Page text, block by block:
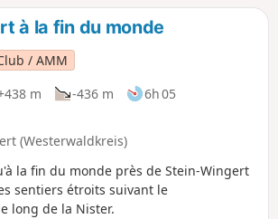
à la fin du monde
/ AMM
m -436 m
6h 05
(Westerwaldkreis)
la fin du monde près de Stein-Wingert
sentiers étroits suivant le
long de la Nister.